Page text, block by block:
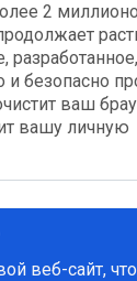
2
безопасно
ваш
вашу личную
веб-сайт,